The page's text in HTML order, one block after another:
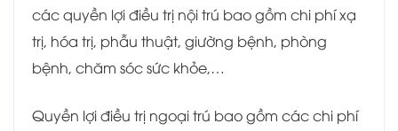
các quyền lợi điều trị nội trú bao gồm chi phí xạ
trị, hóa trị, phẫu thuật, giường bệnh, phòng
bệnh, chăm sóc sức khỏe,…
Quyền lợi điều trị ngoại trú bao gồm các chi phí